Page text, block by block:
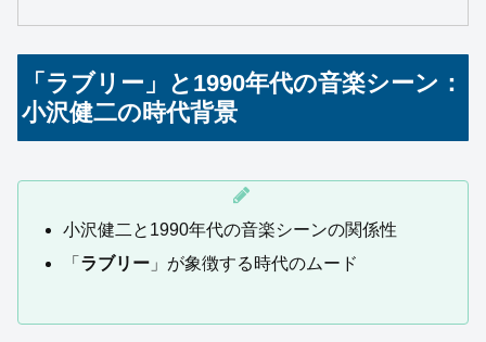
「ラブリー」と1990年代の音楽シーン：
小沢健二の時代背景
小沢健二と1990年代の音楽シーンの関係性
「 ラブリー 」が象徴する時代のムード